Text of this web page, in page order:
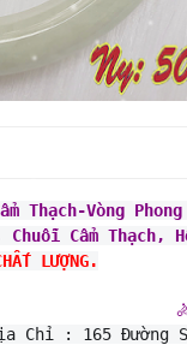
Thạch-Vòng
Chuỗi Cẩm
LƯỢNG.
Chỉ : 165 Đường